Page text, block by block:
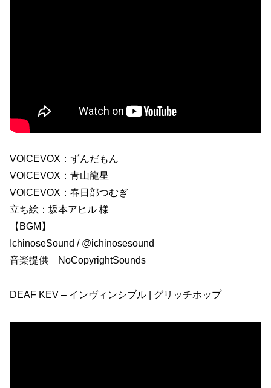
VOICEVOX：ずんだもん
VOICEVOX：青山龍星
VOICEVOX：春日部つむぎ
立ち絵：坂本アヒル 様
【BGM】
IchinoseSound / @ichinosesound
音楽提供 NoCopyrightSounds
DEAF KEV – インヴィンシブル | グリッチホップ